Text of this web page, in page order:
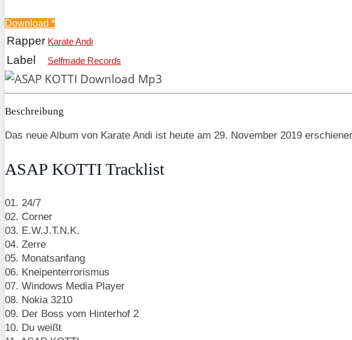
Download *
Rapper Karate Andi
Label Selfmade Records
Beschreibung
Das neue Album von Karate Andi ist heute am 29. November 2019
ASAP KOTTI Tracklist
01. 24/7
02. Corner
03. E.W.J.T.N.K.
04. Zerre
05. Monatsanfang
06. Kneipenterrorismus
07. Windows Media Player
08. Nokia 3210
09. Der Boss vom Hinterhof 2
10. Du weißt